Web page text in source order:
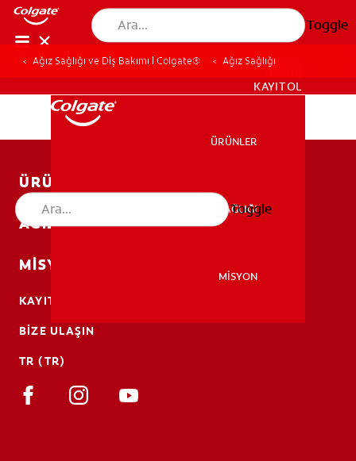
Toggle
MİSYON
KAYIT OL
ÜRÜNLER
AĞIZ SAĞLIĞI
MİSYON
Toggle
Ağız Sağlığı ve Diş Bakımı | Colgate® Ağız Sağlığı
ÜRÜNLER
AĞIZ SAĞLIĞI
MISYON
KAYIT OL
BIZE ULAŞIN
TR (TR)